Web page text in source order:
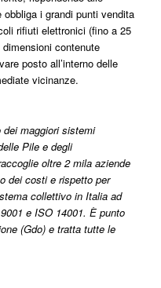
obbliga i grandi punti vendita
rifiuti elettronici (fino a 25
contenute
posto all’interno delle
vicinanze.
maggiori sistemi
Pile e degli
oltre 2 mila aziende
dei costi e rispetto per
collettivo in Italia ad
e ISO 14001. È punto
(Gdo) e tratta tutte le